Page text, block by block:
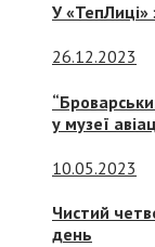
У
26.12.2023
у музеї
10.05.2023
Чистий
день